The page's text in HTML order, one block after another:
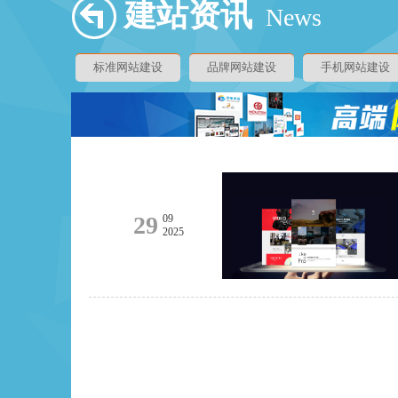
建站资讯 News
标准网站建设 品牌网站建设 手机网站建设
29 09
2025